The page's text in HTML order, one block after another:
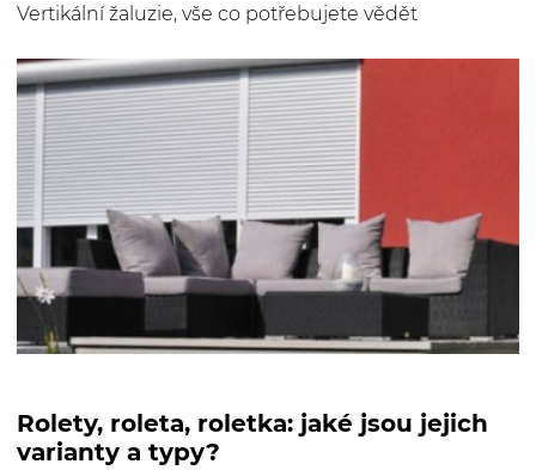
Vertikální žaluzie, vše co potřebujete vědět
Rolety, roleta, roletka: jaké jsou jejich
varianty a typy?